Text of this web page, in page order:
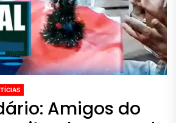
Amigos do